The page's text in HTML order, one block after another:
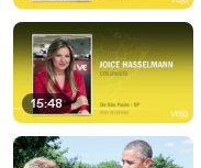
15:48